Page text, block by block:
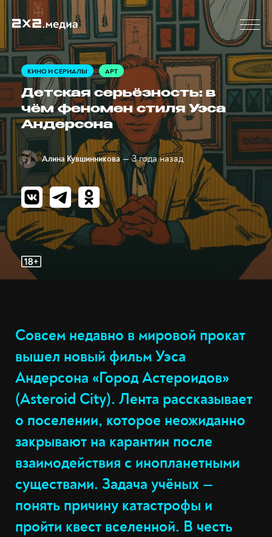
КИНО И СЕРИАЛЫ АРТ
Детская серьёзность: в
чём феномен стиля Уэса
Андерсона
Алина Кувшинникова — 3 года назад
Совсем недавно в мировой прокат
вышел новый фильм Уэса
Андерсона «Город Астероидов»
(Asteroid City). Лента рассказывает
о поселении, которое неожиданно
закрывают на карантин после
взаимодействия с инопланетными
существами. Задача учёных —
понять причину катастрофы и
пройти квест вселенной. В честь